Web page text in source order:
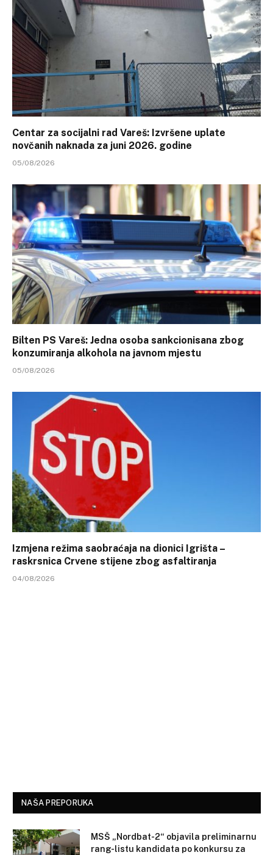
Centar za socijalni rad Vareš: Izvršene uplate
novčanih naknada za juni 2026. godine
05/08/2026
Bilten PS Vareš: Jedna osoba sankcionisana zbog
konzumiranja alkohola na javnom mjestu
05/08/2026
Izmjena režima saobraćaja na dionici Igrišta –
raskrsnica Crvene stijene zbog asfaltiranja
04/08/2026
NAŠA PREPORUKA
MSŠ „Nordbat-2“ objavila preliminarnu
rang-listu kandidata po konkursu za